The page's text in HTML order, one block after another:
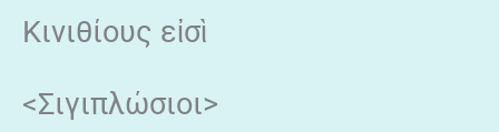
Κινιθίους εἰσὶ
<Σιγιπλώσιοι>